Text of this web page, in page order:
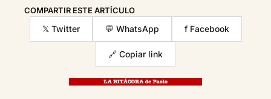
COMPARTIR ESTE ARTÍCULO
𝕏 Twitter 💬 WhatsApp f Facebook
🔗 Copiar link